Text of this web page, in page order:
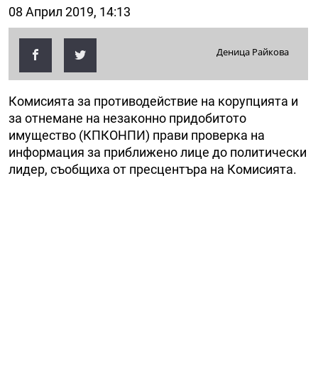
08 Април 2019, 14:13
Деница Райкова
Комисията за противодействие на корупцията и
за отнемане на незаконно придобитото
имущество (КПКОНПИ) прави проверка на
информация за приближено лице до политически
лидер, съобщиха от пресцентъра на Комисията.